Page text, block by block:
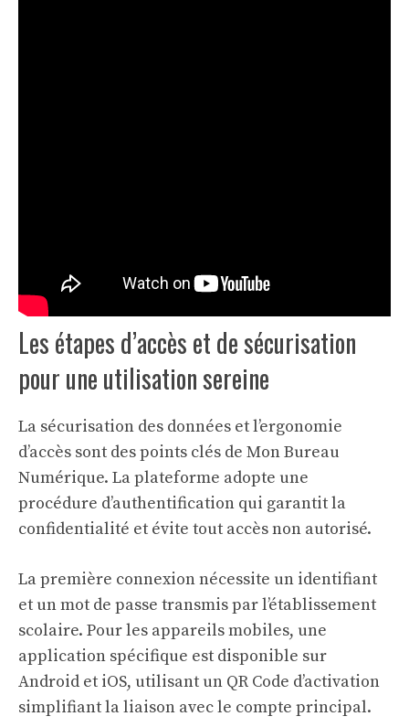
Les étapes d’accès et de sécurisation
pour une utilisation sereine
La sécurisation des données et l’ergonomie
d’accès sont des points clés de Mon Bureau
Numérique. La plateforme adopte une
procédure d’authentification qui garantit la
confidentialité et évite tout accès non autorisé.
La première connexion nécessite un identifiant
et un mot de passe transmis par l’établissement
scolaire. Pour les appareils mobiles, une
application spécifique est disponible sur
Android et iOS, utilisant un QR Code d’activation
simplifiant la liaison avec le compte principal.